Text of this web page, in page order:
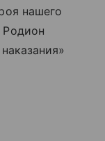
нашего